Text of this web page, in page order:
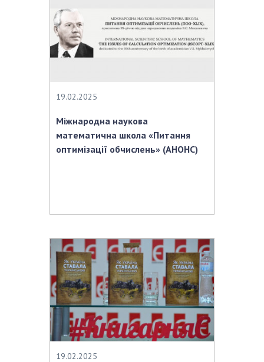
19.02.2025
Міжнародна наукова
математична школа «Питання
оптимізації обчислень» (АНОНС)
19.02.2025